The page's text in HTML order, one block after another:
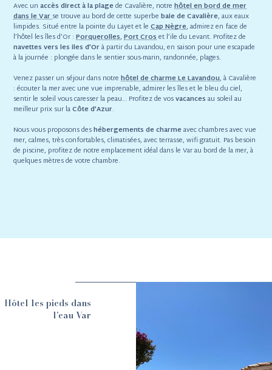
Avec unaccès direct à la plagede Cavalière, notrehôtel en bord de mer
dans le Varse trouve au bord de cette superbebaie de Cavalière, aux eaux
limpides. Situé entre la pointe du Layet et leCap Nègre, admirez en face de
l’hôtel les îles d’Or :Porquerolles,Port Croset l’ile du Levant. Profitez de
navettes vers les iles d’Orà partir du Lavandou, en saison pour une escapade
à la journée : plongée dans le sentier sous-marin, randonnée, plages.
Venez passer un séjour dans notrehôtel de charme Le Lavandou, à Cavalière
: écouter la mer avec une vue imprenable, admirer les îles et le bleu du ciel,
sentir le soleil vous caresser la peau… Profitez de vosvacancesau soleil au
meilleur prix sur laCôte d’Azur.
Nous vous proposons deshébergements de charmeavec chambres avec vue
mer, calmes, très confortables, climatisées, avec terrasse, wifi gratuit. Pas besoin
de piscine, profitez de notre emplacement idéal dans le Var au bord de la mer, à
quelques mètres de votre chambre.
Hôtel les pieds dans
l’eau Var